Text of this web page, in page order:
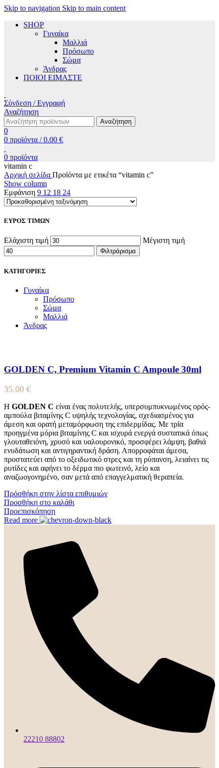
Skip to navigation Skip to main content
SHOP
Γυναίκα
Μαλλιά
Πρόσωπο
Σώμα
Άνδρας
ΠΟΙΟΙ ΕΙΜΑΣΤΕ
Σύνδεση / Εγγραφή
Αναζήτηση
Αναζήτηση
0
0 προϊόντα / 0.00 €
0 προϊόντα
vitamin c
Αρχική σελίδα Προϊόντα με ετικέτα “vitamin c”
Show column
Εμφάνιση 9 12 18 24
ΕΥΡΟΣ ΤΙΜΩΝ
Ελάχιστη τιμή Μέγιστη τιμή
Φιλτράρισμα
ΚΑΤΗΓΟΡΙΕΣ
Γυναίκα
Πρόσωπο
Σώμα
Μαλλιά
Άνδρας
GOLDEN C, Premium Vitamin C Ampoule 30ml
35.00 €
Η GOLDEN C είναι ένας πολυτελής, υπερσυμπυκνωμένος ορός-
αμπούλα βιταμίνης C υψηλής τεχνολογίας, σχεδιασμένος για
άμεση και ορατή μεταμόρφωση της επιδερμίδας. Με τρία
προηγμένα μόρια βιταμίνης C και ισχυρά ενεργά συστατικά όπως
γλουταθειόνη, χρυσό και υαλουρονικό, προσφέρει λάμψη, βαθιά
ενυδάτωση και αντιγηραντική δράση. Απορροφάται άμεσα,
προστατεύει από το οξειδωτικό στρες και τη ρύπανση, λειαίνει τις
ρυτίδες και αφήνει το δέρμα πιο φωτεινό, λείο και
αναζωογονημένο, σαν μετά από επαγγελματική θεραπεία.
Πρόσθήκη στην λίστα επιθυμιών
Προσθήκη στο καλάθι
Προεπισκόπηση
Read more
22210 88802